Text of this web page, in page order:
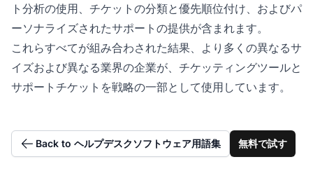
ト分析の使用、チケットの分類と優先順位付け、およびパ
ーソナライズされたサポートの提供が含まれます。
これらすべてが組み合わされた結果、より多くの異なるサ
イズおよび異なる業界の企業が、チケッティングツールと
サポートチケットを戦略の一部として使用しています。
Back to ヘルプデスクソフトウェア用語集 無料で試す